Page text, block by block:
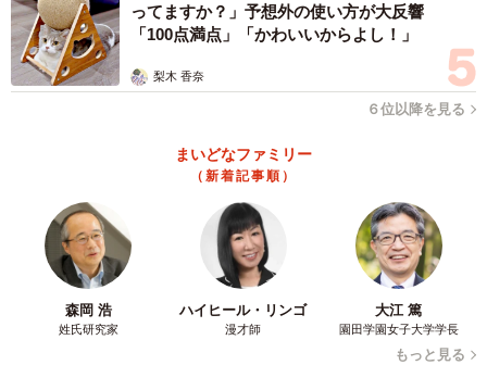
ってますか？」予想外の使い方が大反響
「100点満点」「かわいいからよし！」
梨木 香奈
６位以降を見る
まいどなファミリー
（新着記事順）
森岡 浩
姓氏研究家
ハイヒール・リンゴ
漫才師
大江 篤
園田学園女子大学学長
もっと見る